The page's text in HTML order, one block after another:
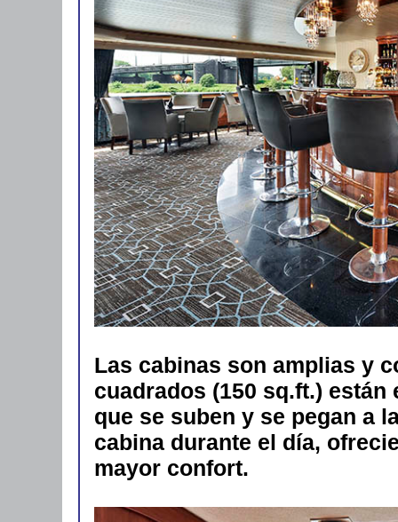
Las cabinas son amplias y
cuadrados (150 sq.ft.)
que se suben y se pegan a
cabina durante el día,
mayor confort.